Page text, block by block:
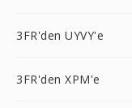
3FR'den UYVY'e
3FR'den XPM'e